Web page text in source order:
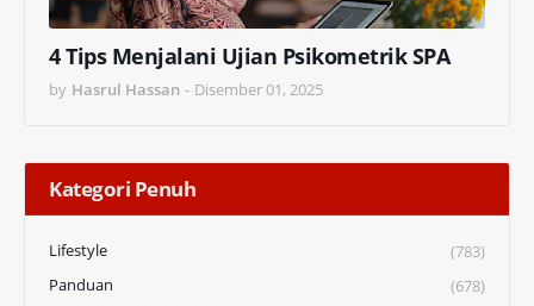
4 Tips Menjalani Ujian Psikometrik SPA
by Hasrul Hassan - Disember 01, 2025
Kategori Penuh
Lifestyle
(783)
Panduan
(678)